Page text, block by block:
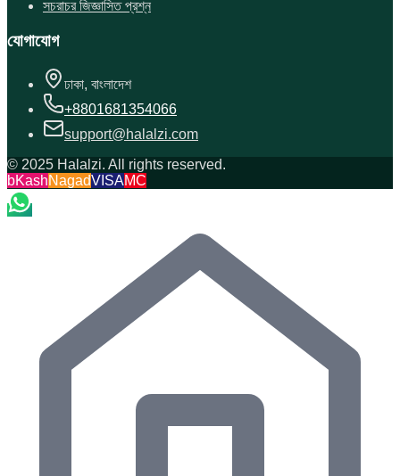
সচরাচর জিজ্ঞাসিত প্রশ্ন
যোগাযোগ
ঢাকা, বাংলাদেশ
+8801681354066
support@halalzi.com
© 2025 Halalzi. All rights reserved.
bKashNagadVISAMC